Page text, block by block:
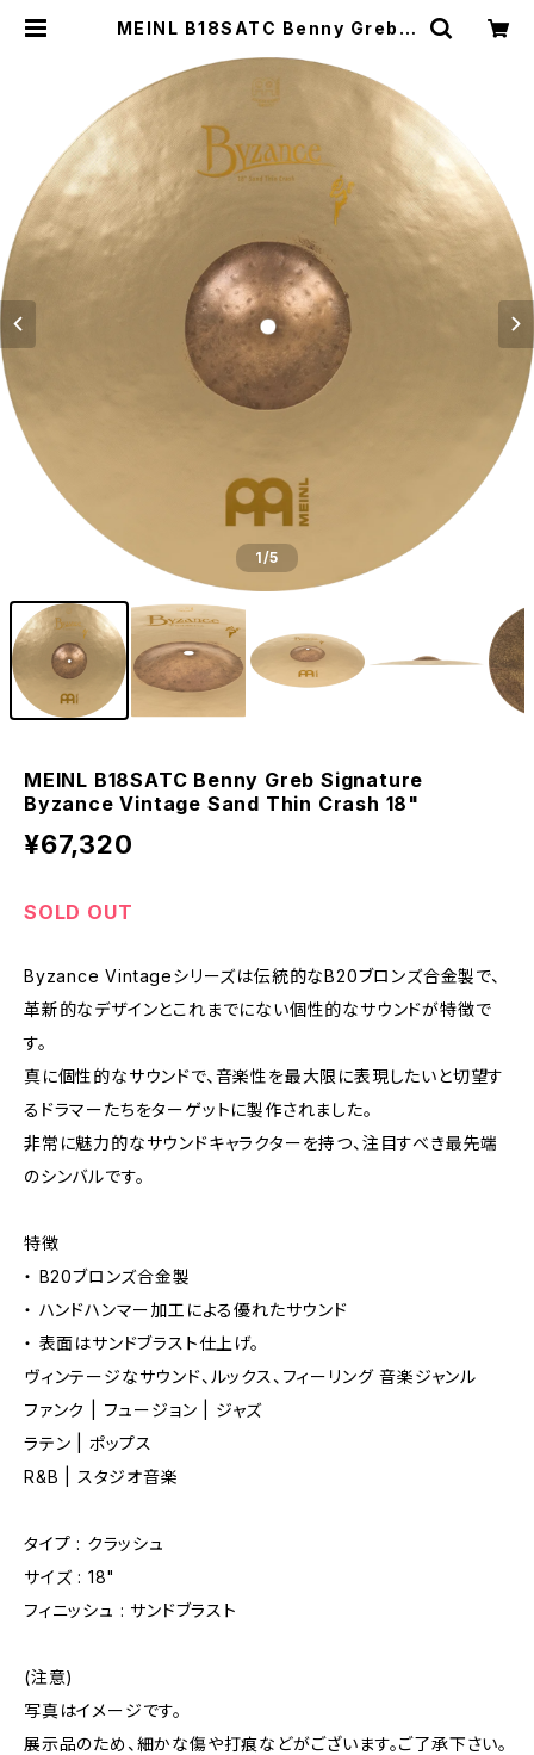
MEINL B18SATC Benny Greb S
nd Thin Crash 18" | DRUM SH
OP ACT
1/5
MEINL B18SATC Benny Greb Signature
Byzance Vintage Sand Thin Crash 18"
¥67,320
SOLD OUT
Byzance Vintageシリーズは伝統的なB20ブロンズ合金製で、
革新的なデザインとこれまでにない個性的なサウンドが特徴で
す。
真に個性的なサウンドで、音楽性を最大限に表現したいと切望す
るドラマーたちをターゲットに製作されました。
非常に魅力的なサウンドキャラクターを持つ、注目すべき最先端
のシンバルです。
特徴
・ B20ブロンズ合金製
・ ハンドハンマー加工による優れたサウンド
・ 表面はサンドブラスト仕上げ。
ヴィンテージなサウンド、ルックス、フィーリング 音楽ジャンル
ファンク | フュージョン | ジャズ
ラテン | ポップス
R&B | スタジオ音楽
タイプ : クラッシュ
サイズ : 18"
フィニッシュ : サンドブラスト
(注意)
写真はイメージです。
展示品のため、細かな傷や打痕などがございます。ご了承下さい。